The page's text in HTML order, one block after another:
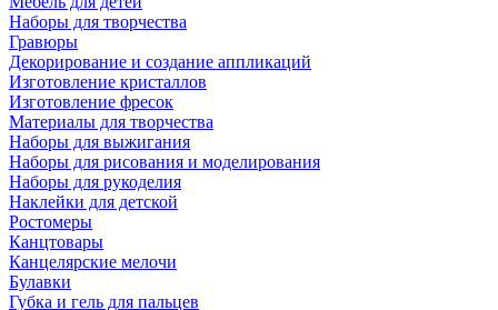
Наборы для творчества
Гравюры
Декорирование и создание аппликаций
Изготовление кристаллов
Изготовление фресок
Материалы для творчества
Наборы для выжигания
Наборы для рисования и моделирования
Наборы для рукоделия
Наклейки для детской
Ростомеры
Канцтовары
Канцелярские мелочи
Булавки
Губка и гель для пальцев